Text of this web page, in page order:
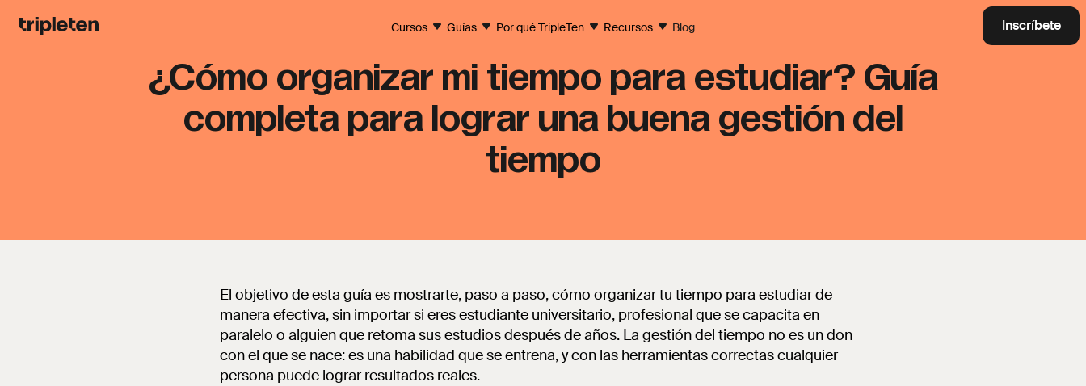
Cursos Guías Por qué TripleTen Recursos Blog Inscríbete
¿Cómo organizar mi tiempo para estudiar? Guía
completa para lograr una buena gestión del
tiempo
El objetivo de esta guía es mostrarte, paso a paso, cómo organizar tu tiempo para estudiar de
manera efectiva, sin importar si eres estudiante universitario, profesional que se capacita en
paralelo o alguien que retoma sus estudios después de años. La gestión del tiempo no es un don
con el que se nace: es una habilidad que se entrena, y con las herramientas correctas cualquier
persona puede lograr resultados reales.